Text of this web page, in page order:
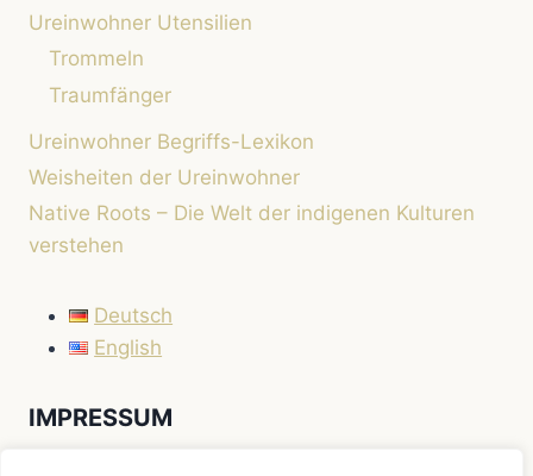
Ureinwohner Utensilien
Trommeln
Traumfänger
Ureinwohner Begriffs-Lexikon
Weisheiten der Ureinwohner
Native Roots – Die Welt der indigenen Kulturen
verstehen
Deutsch
English
IMPRESSUM